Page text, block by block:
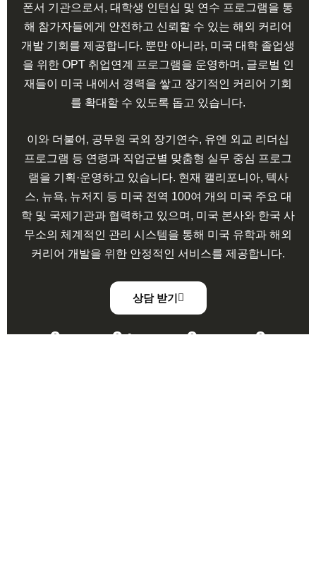
폰서 기관으로서, 대학생 인턴십 및 연수 프로그램을 통
해 참가자들에게 안전하고 신뢰할 수 있는 해외 커리어
개발 기회를 제공합니다. 뿐만 아니라, 미국 대학 졸업생
을 위한 OPT 취업연계 프로그램을 운영하며, 글로벌 인
재들이 미국 내에서 경력을 쌓고 장기적인 커리어 기회
를 확대할 수 있도록 돕고 있습니다.
이와 더불어, 공무원 국외 장기연수, 유엔 외교 리더십
프로그램 등 연령과 직업군별 맞춤형 실무 중심 프로그
램을 기획·운영하고 있습니다. 현재 캘리포니아, 텍사
스, 뉴욕, 뉴저지 등 미국 전역 100여 개의 미국 주요 대
학 및 국제기관과 협력하고 있으며, 미국 본사와 한국 사
무소의 체계적인 관리 시스템을 통해 미국 유학과 해외
커리어 개발을 위한 안정적인 서비스를 제공합니다.
상담 받기
0 0+ 0 0